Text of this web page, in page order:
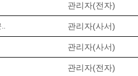
관리자(전자)
.. 관리자(사서)
관리자(사서)
관리자(전자)